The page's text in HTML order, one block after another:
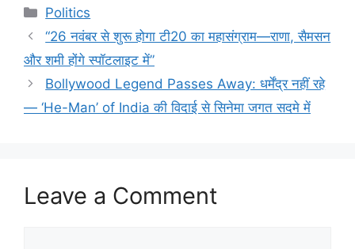
Categories
Politics
“26 नवंबर से शुरू होगा टी20 का महासंग्राम—राणा, सैमसन
और शमी होंगे स्पॉटलाइट में”
Bollywood Legend Passes Away: धर्मेंद्र नहीं रहे
— ‘He-Man’ of India की विदाई से सिनेमा जगत सदमे में
Leave a Comment